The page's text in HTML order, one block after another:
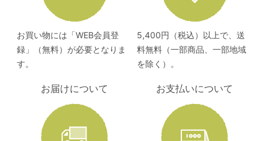
お買い物には「WEB会員登
録」（無料）が必要となりま
す。
5,400円（税込）以上で、送
料無料（一部商品、一部地域
を除く）。
お届けについて お支払いについて